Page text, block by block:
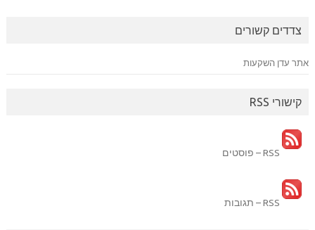
צדדים קשורים
אתר עדן השקעות
קישורי RSS
RSS – פוסטים
RSS – תגובות